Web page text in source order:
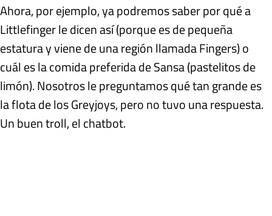
Ahora, por ejemplo, ya podremos saber por qué a
Littlefinger le dicen así (porque es de pequeña
estatura y viene de una región llamada Fingers) o
cuál es la comida preferida de Sansa (pastelitos de
limón). Nosotros le preguntamos qué tan grande es
la flota de los Greyjoys, pero no tuvo una respuesta.
Un buen troll, el chatbot.